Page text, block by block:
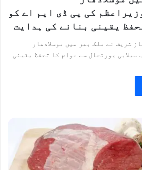
کی پی ڈی ایم اے کو
یقینی بنانے کی ہدایت
شریف نے ملک بھر میں موسلادھار
سیلابی صورتحال سے عوام کا تحفظ یقینی